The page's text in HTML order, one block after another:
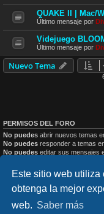
Este sitio web
obtenga la mejor
web. Saber más
QUAKE II | Mac/
Último mensaje por
Videjuego
Último mensaje por
Nuevo Tema
PERMISOS DEL FORO
No puedes abrir nuevos temas
No puedes responder a temas
No puedes editar sus mensajes
No puedes
enviar adjuntos en
Inicio Índice general